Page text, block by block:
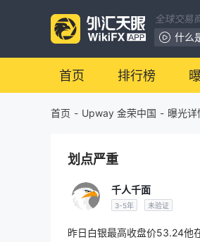
全球交易
什么
首页 排行榜
首页 - Upway 金荣中国 - 曝光详
划点严重
千人千面
3-5年 未验证
昨日白银最高收盘价53.24他